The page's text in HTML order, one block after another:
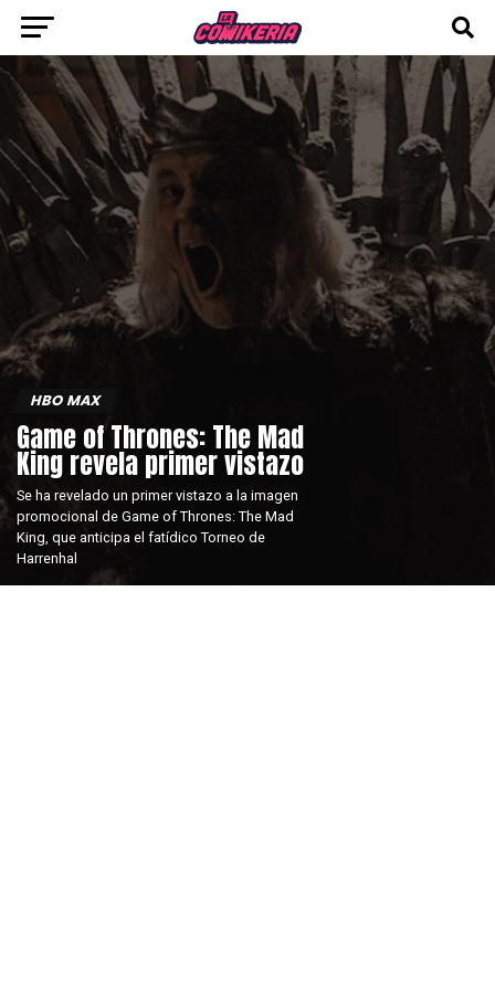
HBO MAX
Game of Thrones: The Mad
King revela primer vistazo
Se ha revelado un primer vistazo a la imagen
promocional de Game of Thrones: The Mad
King, que anticipa el fatídico Torneo de
Harrenhal